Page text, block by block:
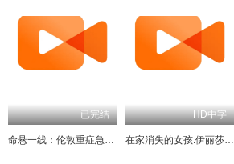
已完结
命悬一线：伦敦重症急救实录
HD中字
在家消失的女孩:伊丽莎白·斯马特绑架案